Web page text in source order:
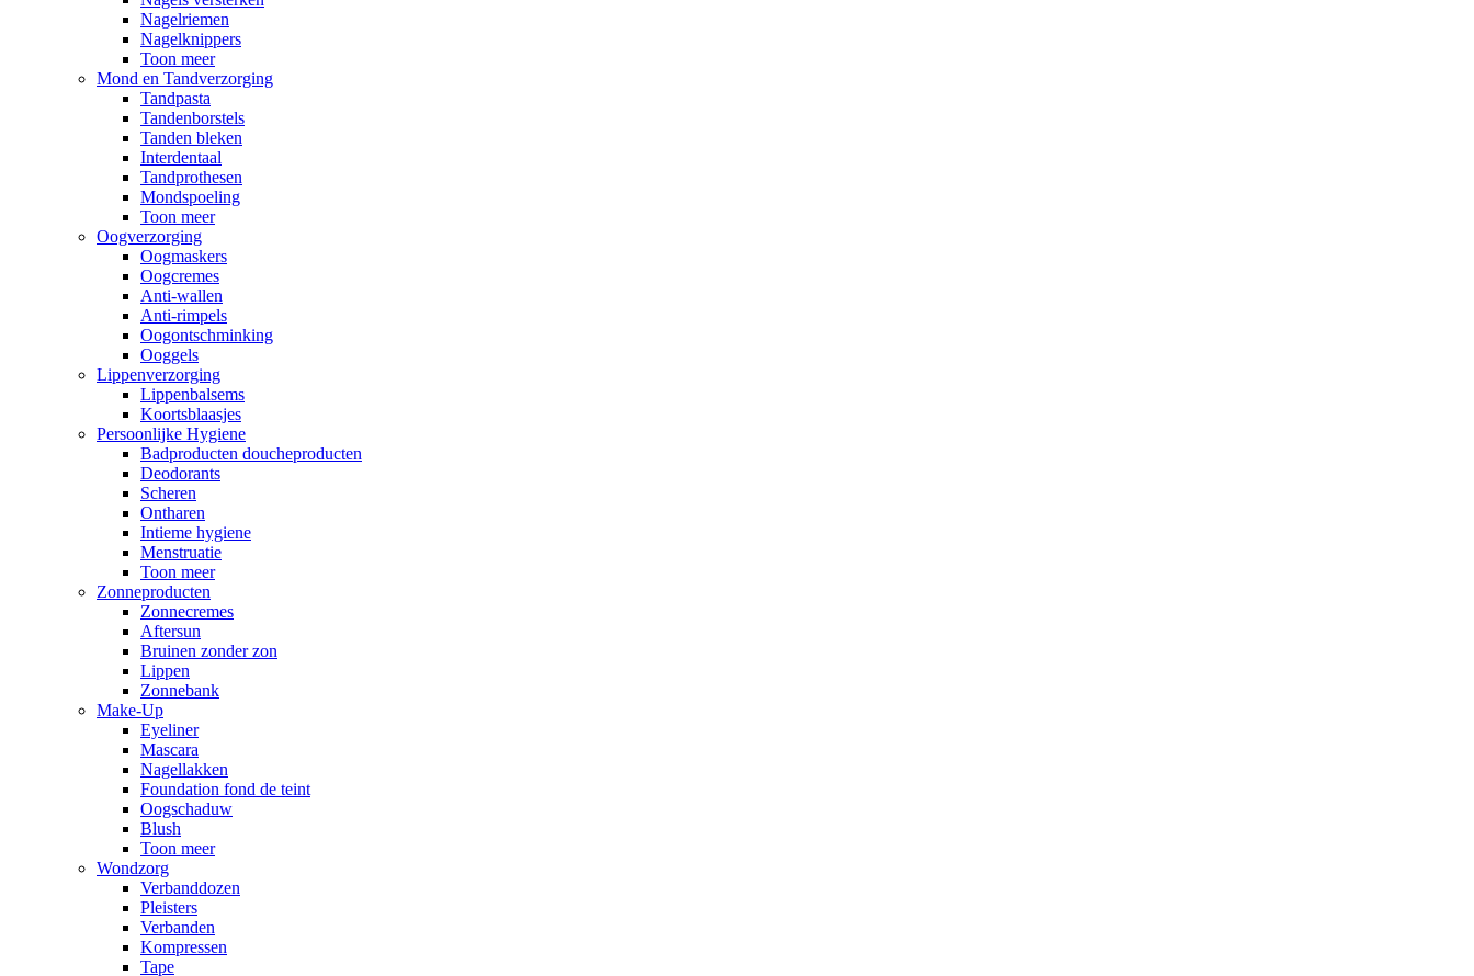
Nagelriemen
Nagelknippers
Toon meer
Mond en Tandverzorging
Tandpasta
Tandenborstels
Tanden bleken
Interdentaal
Tandprothesen
Mondspoeling
Toon meer
Oogverzorging
Oogmaskers
Oogcremes
Anti-wallen
Anti-rimpels
Oogontschminking
Ooggels
Lippenverzorging
Lippenbalsems
Koortsblaasjes
Persoonlijke Hygiene
Badproducten doucheproducten
Deodorants
Scheren
Ontharen
Intieme hygiene
Menstruatie
Toon meer
Zonneproducten
Zonnecremes
Aftersun
Bruinen zonder zon
Lippen
Zonnebank
Make-Up
Eyeliner
Mascara
Nagellakken
Foundation fond de teint
Oogschaduw
Blush
Toon meer
Wondzorg
Verbanddozen
Pleisters
Verbanden
Kompressen
Tape